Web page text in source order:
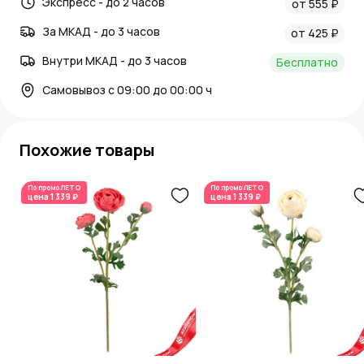
от 555 ₽
За МКАД - до 3 часов
от 425 ₽
Внутри МКАД - до 3 часов
Бесплатно
Самовывоз с 09:00 до 00:00 ч
Похожие товары
По промоЛЕТО
цена 1 339 ₽
По промоЛЕТО
цена 1 339 ₽